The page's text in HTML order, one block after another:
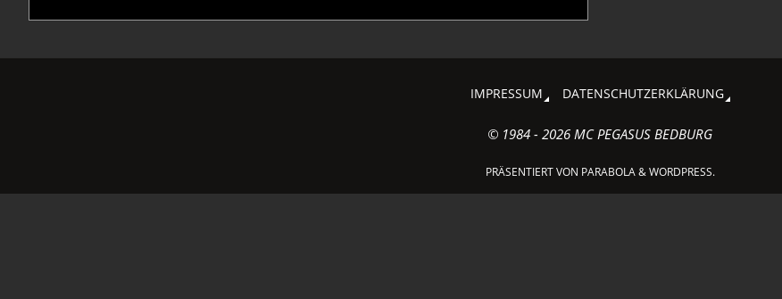
IMPRESSUM DATENSCHUTZERKLÄRUNG
© 1984 - 2026 MC PEGASUS BEDBURG
PRÄSENTIERT VON PARABOLA&WORDPRESS.